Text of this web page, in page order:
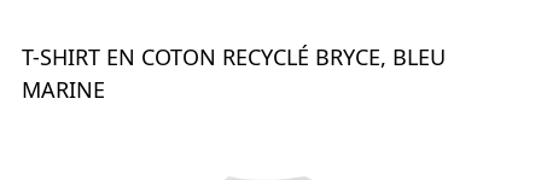
T-SHIRT EN COTON RECYCLÉ BRYCE, BLEU
MARINE